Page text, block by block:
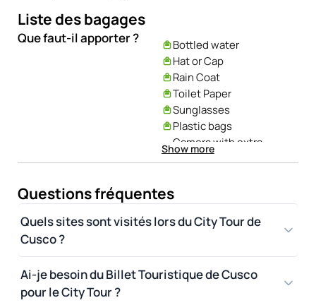
Liste des bagages
Que faut-il apporter ?
Bottled water
Hat or Cap
Rain Coat
Toilet Paper
Sunglasses
Plastic bags
Camera with extra
batteries and film
Show more
Questions fréquentes
Quels sites sont visités lors du City Tour de
Cusco ?
Ai-je besoin du Billet Touristique de Cusco
pour le City Tour ?